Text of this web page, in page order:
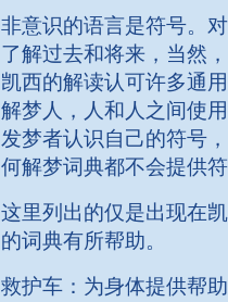
非意识的语言是符号。
了解过去和将来，当然
凯西的解读认可许多通
解梦人，人和人之间使
发梦者认识自己的符号
何解梦词典都不会提供
这里列出的仅是出现在
的词典有所帮助。
救护车：为身体提供帮